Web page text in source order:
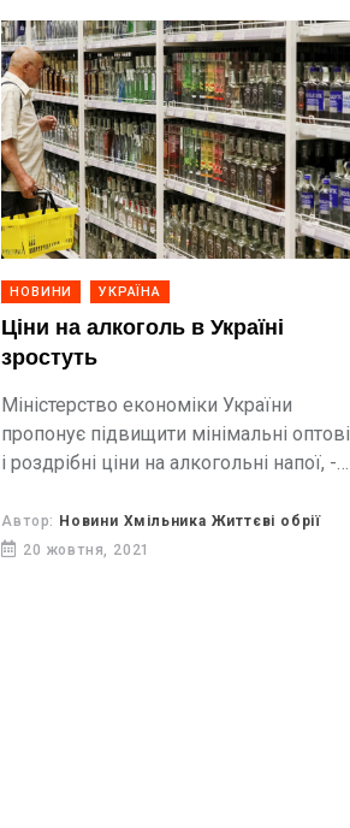
НОВИНИ УКРАЇНА
Ціни на алкоголь в Україні
зростуть
Міністерство економіки України
пропонує підвищити мінімальні оптові
і роздрібні ціни на алкогольні напої, -
посиланням на Ліга.Бізнес.
Автор: Новини Хмільника Життєві обрії
20 жовтня, 2021